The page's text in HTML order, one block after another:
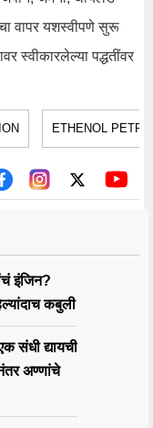
वापर यशस्वीपणे सुरू
स्वीकारलेल्या पद्धतींवर
ETHENOL
इंजिन?
कबुली
संधी द्यायची
अण्णांचे